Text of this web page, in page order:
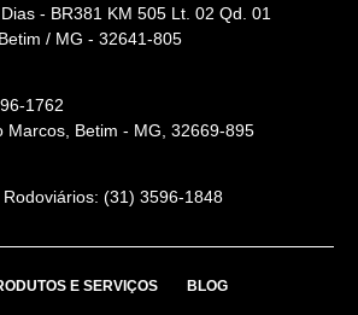
- BR381 KM 505 Lt. 02 Qd. 01
/ MG - 32641-805
1762
Marcos, Betim - MG, 32669-895
(31) 3596-1848
E SERVIÇOS BLOG